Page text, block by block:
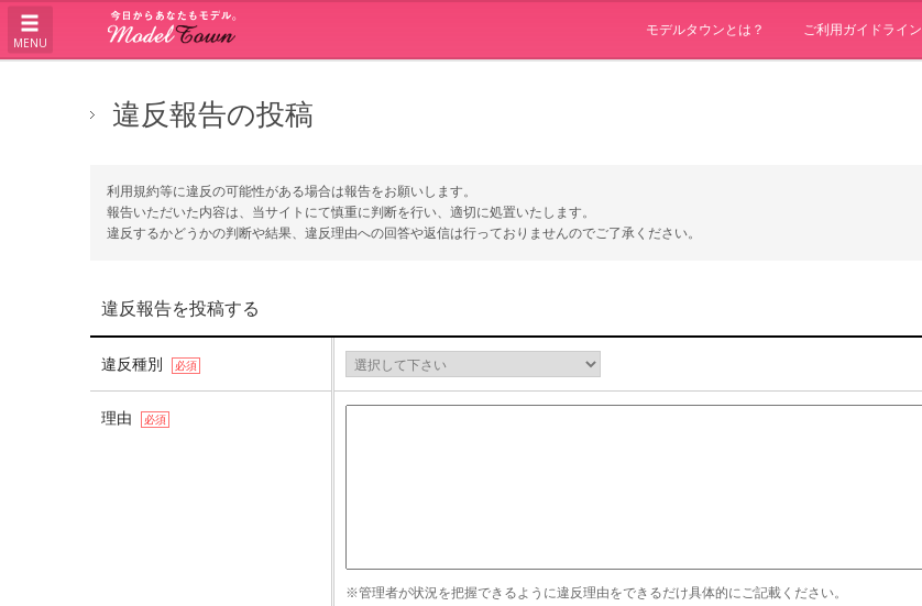
MENU
モデルタウンとは？ ご利用ガイドライン
違反報告の投稿
利用規約等に違反の可能性がある場合は報告をお願いします。
報告いただいた内容は、当サイトにて慎重に判断を行い、適切に処置いたします。
違反するかどうかの判断や結果、違反理由への回答や返信は行っておりませんのでご了承ください。
違反報告を投稿する
違反種別 必須
理由 必須
※管理者が状況を把握できるように違反理由をできるだけ具体的にご記載ください。